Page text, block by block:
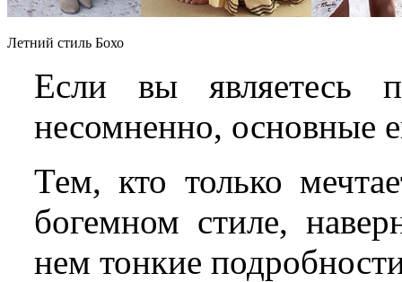
Летний стиль Бохо
Если вы являетесь
несомненно, основные
Тем, кто только
богемном стиле,
нем тонкие